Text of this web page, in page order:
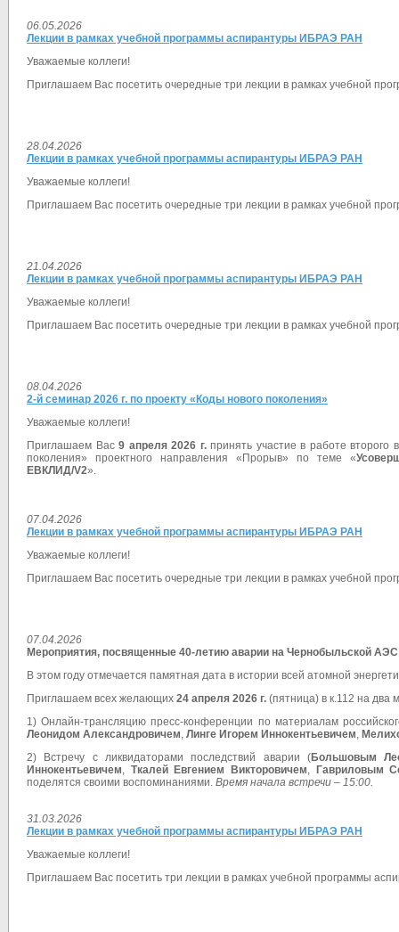
06.05.2026
Лекции в рамках учебной программы аспирантуры ИБРАЭ РАН
Уважаемые коллеги!
Приглашаем Вас посетить очередные три лекции в рамках учебной
28.04.2026
Лекции в рамках учебной программы аспирантуры ИБРАЭ РАН
Уважаемые коллеги!
Приглашаем Вас посетить очередные три лекции в рамках учебной
21.04.2026
Лекции в рамках учебной программы аспирантуры ИБРАЭ РАН
Уважаемые коллеги!
Приглашаем Вас посетить очередные три лекции в рамках учебной
08.04.2026
2-й семинар 2026 г. по проекту «Коды нового поколения»
Уважаемые коллеги!
Приглашаем Вас9 апреля 2026 г.принять участие в работе второго
поколения» проектного направления «Прорыв» по теме «
ЕВКЛИД/V2».
07.04.2026
Лекции в рамках учебной программы аспирантуры ИБРАЭ РАН
Уважаемые коллеги!
Приглашаем Вас посетить очередные три лекции в рамках учебной
07.04.2026
Мероприятия, посвященные 40-летию аварии на Чернобыльской АЭС
В этом году отмечается памятная дата в истории всей атомной
Приглашаем всех желающих 24 апреля 2026 г. (пятница) в к.112 на два
1) Онлайн-трансляцию пресс-конференции по материалам
Леонидом Александровичем, Линге Игорем Иннокентьевичем,
2)
Встречу с ликвидаторами последствий аварии (Большовым
Иннокентьевичем, Ткалей Евгением Викторовичем,
Гавриловым
поделятся своими воспоминаниями. Время начала встречи – 15:00.
31.03.2026
Лекции в рамках учебной программы аспирантуры ИБРАЭ РАН
Уважаемые коллеги!
Приглашаем Вас посетить три лекции в рамках учебной программы